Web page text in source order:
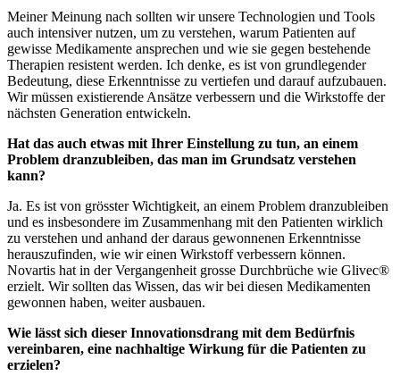
Meiner Meinung nach sollten wir unsere Technologien und Tools
auch intensiver nutzen, um zu verstehen, warum Patienten auf
gewisse Medikamente ansprechen und wie sie gegen bestehende
Therapien resistent werden. Ich denke, es ist von grundlegender
Bedeutung, diese Erkenntnisse zu vertiefen und darauf aufzubauen.
Wir müssen existierende Ansätze verbessern und die Wirkstoffe der
nächsten Generation entwickeln.
Hat das auch etwas mit Ihrer Einstellung zu tun, an einem
Problem dranzubleiben, das man im Grundsatz verstehen
kann?
Ja. Es ist von grösster Wichtigkeit, an einem Problem dranzubleiben
und es insbesondere im Zusammenhang mit den Patienten wirklich
zu verstehen und anhand der daraus gewonnenen Erkenntnisse
herauszufinden, wie wir einen Wirkstoff verbessern können.
Novartis hat in der Vergangenheit grosse Durchbrüche wie Glivec®
erzielt. Wir sollten das Wissen, das wir bei diesen Medikamenten
gewonnen haben, weiter ausbauen.
Wie lässt sich dieser Innovationsdrang mit dem Bedürfnis
vereinbaren, eine nachhaltige Wirkung für die Patienten zu
erzielen?